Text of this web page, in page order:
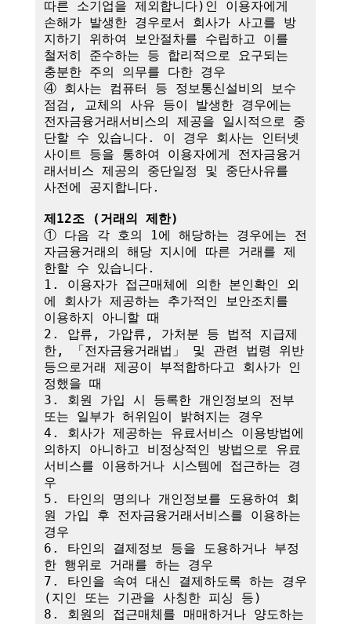
따른 소기업을 제외합니다)인 이용자에게
손해가 발생한 경우로서 회사가 사고를 방
지하기 위하여 보안절차를 수립하고 이를
철저히 준수하는 등 합리적으로 요구되는
충분한 주의 의무를 다한 경우
④ 회사는 컴퓨터 등 정보통신설비의 보수
점검, 교체의 사유 등이 발생한 경우에는
전자금융거래서비스의 제공을 일시적으로 중
단할 수 있습니다. 이 경우 회사는 인터넷
사이트 등을 통하여 이용자에게 전자금융거
래서비스 제공의 중단일정 및 중단사유를
사전에 공지합니다.
제12조 (거래의 제한)
① 다음 각 호의 1에 해당하는 경우에는 전
자금융거래의 해당 지시에 따른 거래를 제
한할 수 있습니다.
1. 이용자가 접근매체에 의한 본인확인 외
에 회사가 제공하는 추가적인 보안조치를
이용하지 아니할 때
2. 압류, 가압류, 가처분 등 법적 지급제
한, 「전자금융거래법」 및 관련 법령 위반
등으로거래 제공이 부적합하다고 회사가 인
정했을 때
3. 회원 가입 시 등록한 개인정보의 전부
또는 일부가 허위임이 밝혀지는 경우
4. 회사가 제공하는 유료서비스 이용방법에
의하지 아니하고 비정상적인 방법으로 유료
서비스를 이용하거나 시스템에 접근하는 경
우
5. 타인의 명의나 개인정보를 도용하여 회
원 가입 후 전자금융거래서비스를 이용하는
경우
6. 타인의 결제정보 등을 도용하거나 부정
한 행위로 거래를 하는 경우
7. 타인을 속여 대신 결제하도록 하는 경우
(지인 또는 기관을 사칭한 피싱 등)
8. 회원의 접근매체를 매매하거나 양도하는